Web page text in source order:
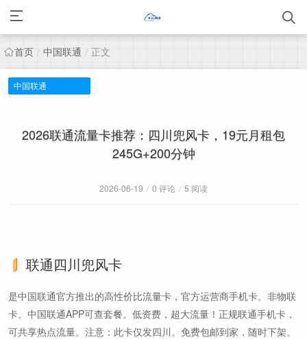
首页 / 中国联通 / 正文
中国联通
2026联通流量卡推荐：四川兜风卡，19元月租包
245G+200分钟
2026-06-19 / 0 评论 / 5 阅读
联通四川兜风卡
是中国联通官方推出的高性价比流量卡，官方运营商手机卡。非物联
卡。中国联通APP可查套餐。低资费，超大流量！正规联通手机卡，
可共享热点流量。注意：此卡仅发四川。免费包邮到家，随时下架。